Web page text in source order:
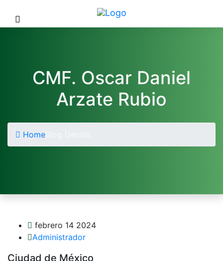
CMF. Oscar Daniel
Arzate Rubio
Home
febrero 14 2024
Administrador
Ciudad de México